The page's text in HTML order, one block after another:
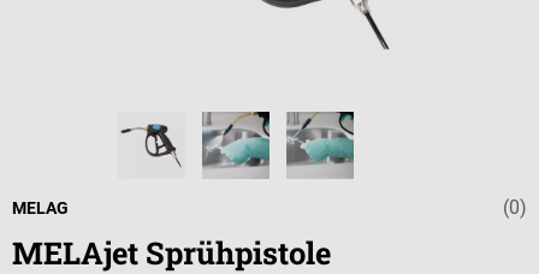
(0)
MELAG
MELAjet Sprühpistole